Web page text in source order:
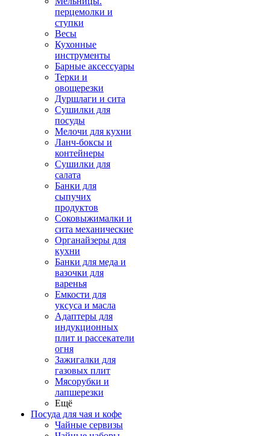
перцемолки и
ступки
Весы
Кухонные
инструменты
Барные аксессуары
Терки и
овощерезки
Дуршлаги и сита
Сушилки для
посуды
Мелочи для кухни
Ланч-боксы и
контейнеры
Сушилки для
салата
Банки для
сыпучих
продуктов
Соковыжималки и
сита механические
Органайзеры для
кухни
Банки для меда и
вазочки для
варенья
Емкости для
уксуса и масла
Адаптеры для
индукционных
плит и рассекатели
огня
Зажигалки для
газовых плит
Мясорубки и
лапшерезки
Ещё
Посуда для чая и кофе
Чайные сервизы